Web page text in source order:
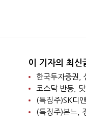
이 기자의 최신
한국투자증권,
코스닥 반등,
(특징주)SK디
(특징주)본느,